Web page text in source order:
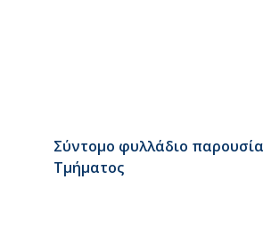
Σύντομο φυλλάδιο
Τμήματος